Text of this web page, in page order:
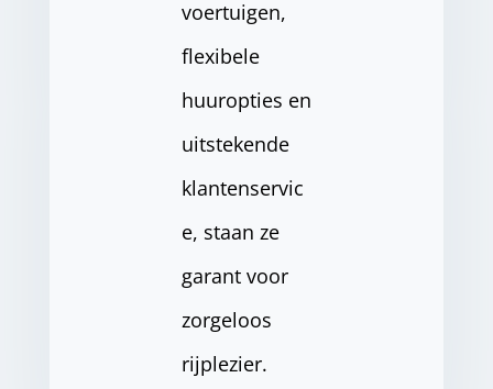
voertuigen,
flexibele
huuropties en
uitstekende
klantenservic
e, staan ze
garant voor
zorgeloos
rijplezier.